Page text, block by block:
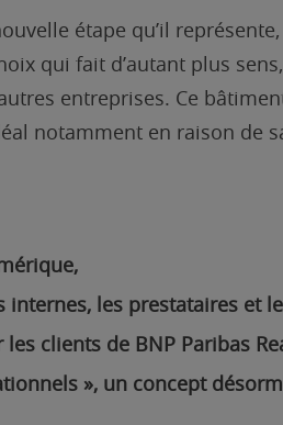
étape qu’il
qui fait d’autant plus
entreprises. Ce
notamment en raison de
internes, les prestataires et
clients de BNP Paribas
», un concept